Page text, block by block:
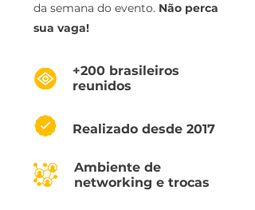
da semana do evento. Não perca
sua vaga!
+200 brasileiros
reunidos
Realizado desde 2017
Ambiente de
networking e trocas